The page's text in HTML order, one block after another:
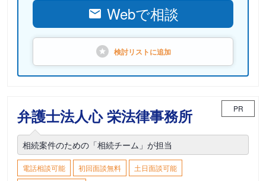
Webで相談
検討リストに追加
弁護士法人心 栄法律事務所 PR
相続案件のための「相続チーム」が担当
電話相談可能 初回面談無料
土日面談可能